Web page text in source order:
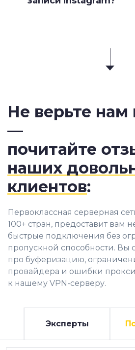
Не верьте нам
—
почитайте
наших
клиентов:
Первоклассная серверная
100+ стран, предоставит вам
быстрые подключения без
пропускной способности. Вы
про буферизацию,
провайдера и ошибки
к нашему VPN-серверу.
Эксперты